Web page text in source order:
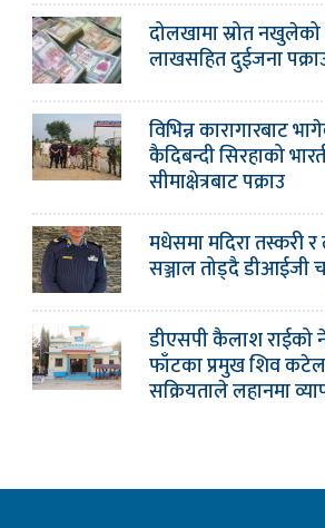
दोलखामा स्रोत
लाखसहित दुईजना
विभिन्न कारागारबाट
कैदिबन्दी सिरहाको
सीमाक्षेत्रबाट पक्राउ
मधेसमा मदिरा तस्करी
सञ्जाल तोड्दै डीआईजी
डीएसपी कैलाश राईको
फाँटका प्रमुख शिव
सक्रियताले लहानमा